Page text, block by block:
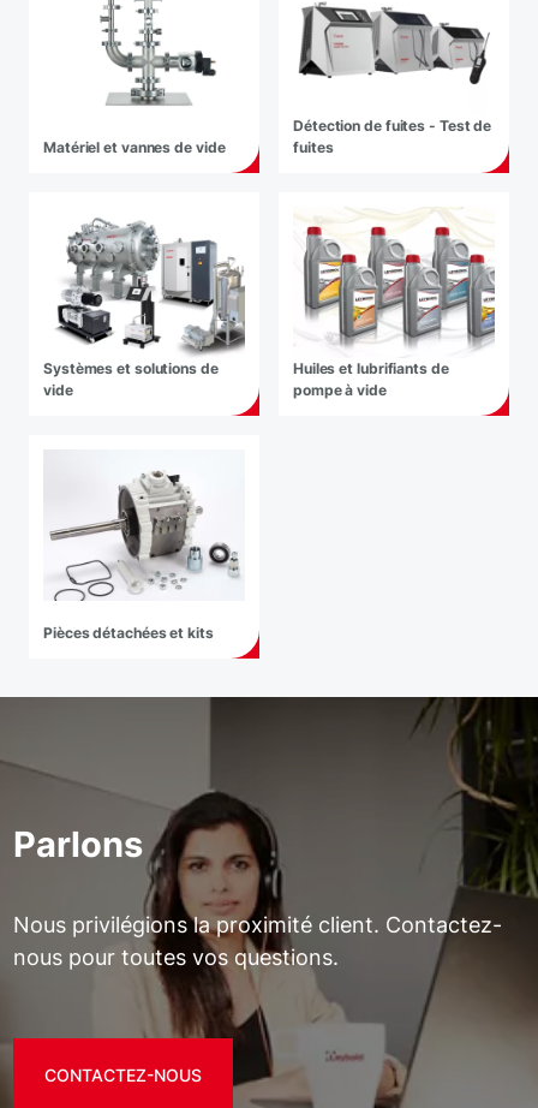
Matériel et vannes de vide
Détection de fuites - Test de
fuites
Systèmes et solutions de
vide
Huiles et lubrifiants de
pompe à vide
Pièces détachées et kits
Parlons
Nous privilégions la proximité client. Contactez-
nous pour toutes vos questions.
CONTACTEZ-NOUS